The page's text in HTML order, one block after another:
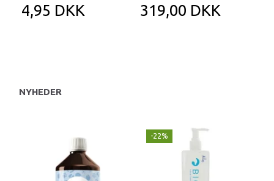
4,95 DKK 319,00 DKK
NYHEDER
-22%